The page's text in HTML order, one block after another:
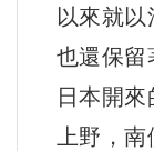
以來就
也還保留
日本開
上野，